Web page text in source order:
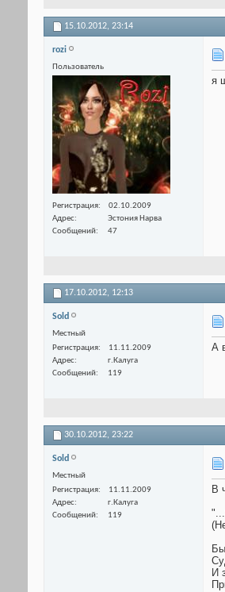
15.10.2012, 23:14
rozi
Пользователь
Регистрация
02.10.2009
Адрес
Эстония Нарва
Сообщений
47
я
17.10.2012, 12:13
Sold
Местный
Регистрация
11.11.2009
Адрес
г.Калуга
Сообщений
119
А
30.10.2012, 23:22
Sold
Местный
Регистрация
11.11.2009
Адрес
г.Калуга
Сообщений
119
В
И